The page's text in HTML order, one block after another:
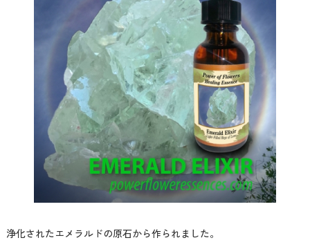
浄化されたエメラルドの原石から作られました。